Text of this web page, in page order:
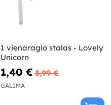
1 vienaragio stalas - Lovely
Unicorn
1,40 € 3,99 €
GALIMA